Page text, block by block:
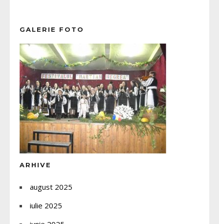
GALERIE FOTO
ARHIVE
august 2025
iulie 2025